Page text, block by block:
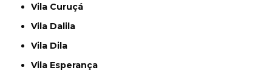
Vila Curuçá
Vila Dalila
Vila Dila
Vila Esperança